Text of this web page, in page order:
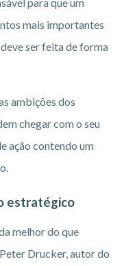
mais importantes
ser feita de forma
ambições dos
chegar com o seu
ação contendo um
estratégico
melhor do que
Drucker, autor do